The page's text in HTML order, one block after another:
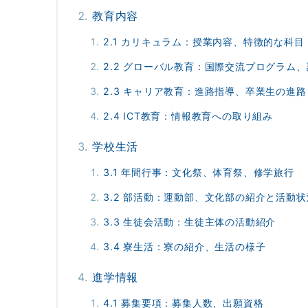
教育内容
2.1 カリキュラム：授業内容、特徴的な科目
2.2 グローバル教育：国際交流プログラム
2.3 キャリア教育：進路指導、卒業生の進路
2.4 ICT教育：情報教育への取り組み
学校生活
3.1 年間行事：文化祭、体育祭、修学旅行
3.2 部活動：運動部、文化部の紹介と活動状
3.3 生徒会活動：生徒主体の活動紹介
3.4 寮生活：寮の紹介、生活の様子
進学情報
4.1 募集要項：募集人数、出願資格